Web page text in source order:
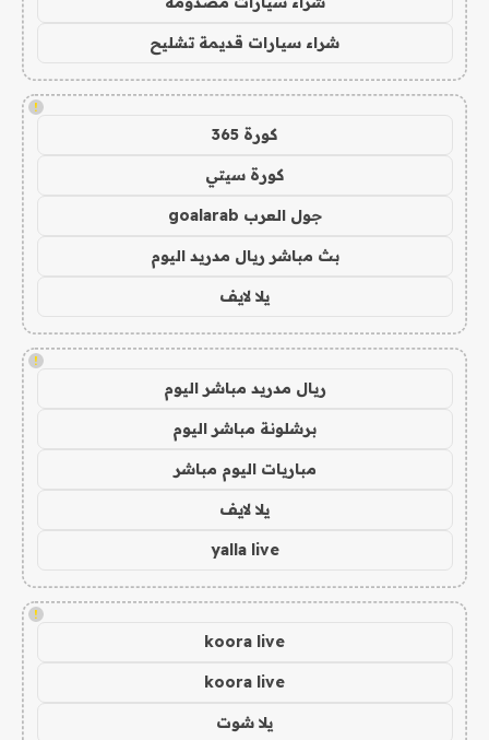
شراء سيارات قديمة تشليح
!
كورة 365
كورة سيتي
جول العرب goalarab
بث مباشر ريال مدريد اليوم
يلا لايف
!
ريال مدريد مباشر اليوم
برشلونة مباشر اليوم
مباريات اليوم مباشر
يلا لايف
yalla live
!
koora live
koora live
يلا شوت